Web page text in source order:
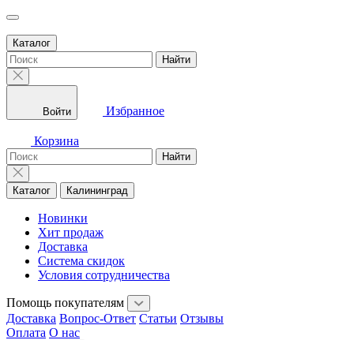
Каталог
Найти
Войти Избранное
Корзина
Найти
Каталог Калининград
Новинки
Хит продаж
Доставка
Система скидок
Условия сотрудничества
Помощь покупателям
Доставка Вопрос-Ответ Статьи Отзывы
Оплата О нас